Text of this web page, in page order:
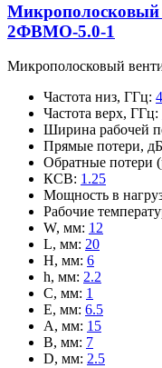
Микрополосковый
2ФВМO-5.0-1
Микрополосковый
Частота низ, ГГц:
Частота верх, ГГц:
Ширина рабочей
Прямые потери, дБ
Обратные потери
КСВ: 1.25
Мощность в
Рабочие
W, мм: 12
L, мм: 20
H, мм: 6
h, мм: 2.2
C, мм: 1
E, мм: 6.5
A, мм: 15
B, мм: 7
D, мм: 2.5